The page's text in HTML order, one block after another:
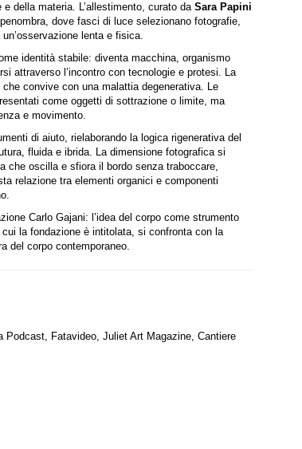
della materia. L’allestimento, curato da Sara Papini
dove fasci di luce selezionano fotografie,
lenta e fisica.
identità stabile: diventa macchina, organismo
attraverso l’incontro con tecnologie e protesi. La
convive con una malattia degenerativa. Le
come oggetti di sottrazione o limite, ma
e movimento.
di aiuto, rielaborando la logica rigenerativa del
fluida e ibrida. La dimensione fotografica si
che oscilla e sfiora il bordo senza traboccare,
relazione tra elementi organici e componenti
Carlo Gajani: l’idea del corpo come strumento
la fondazione è intitolata, si confronta con la
del corpo contemporaneo.
Podcast, Fatavideo, Juliet Art Magazine, Cantiere